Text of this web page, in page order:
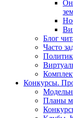
Блог
Часто
Конкурсы.
Планы